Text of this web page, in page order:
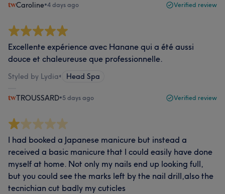
Caroline•4 days ago Verified review
Excellente expérience avec Hanane qui a été aussi
douce et chaleureuse que professionnelle.
Styled by Lydia• Head Spa
TROUSSARD•5 days ago Verified review
I had booked a Japanese manicure but instead a
received a basic manicure that I could easily have done
myself at home. Not only my nails end up looking full,
but you could see the marks left by the nail drill,also the
tecnichian cut badly my cuticles